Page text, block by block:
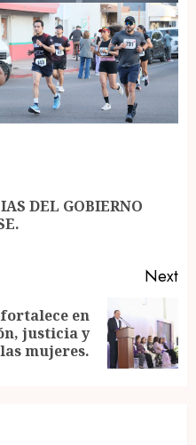
DEL GOBIERNO
Next
en
justicia y
mujeres.